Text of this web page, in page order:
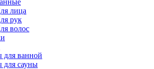
лица
рук
волос
для ванной
для сауны